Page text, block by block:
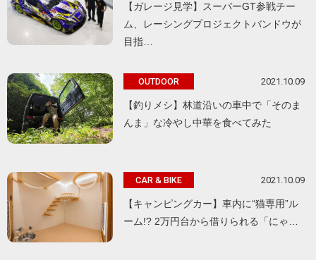
【ガレージ見学】スーパーGT参戦チー
ム、レーシングプロジェクトバンドウが
目指…
OUTDOOR 2021.10.09
【釣りメシ】林道沿いの車中で「そのま
んま」な冷やし中華を食べてみた
CAR & BIKE 2021.10.09
【キャンピングカー】車内に“猫専用”ル
ーム!? 2万円台から借りられる「にゃ…